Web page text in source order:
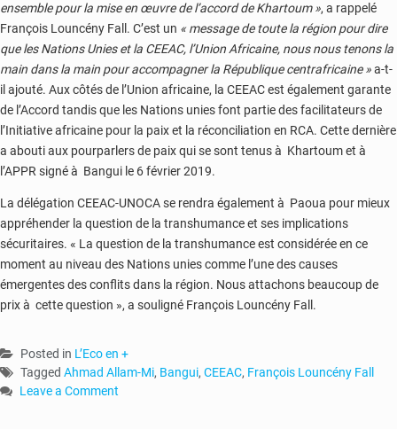
ensemble pour la mise en œuvre de l’accord de Khartoum », a rappelé
François Louncény Fall. C’est un « message de toute la région pour dire
que les Nations Unies et la CEEAC, l’Union Africaine, nous nous tenons la
main dans la main pour accompagner la République centrafricaine »a-t-
il ajouté. Aux côtés de l’Union africaine, la CEEAC est également garante
de l’Accord tandis que les Nations unies font partie des facilitateurs de
l’Initiative africaine pour la paix et la réconciliation en RCA. Cette dernière
a abouti aux pourparlers de paix qui se sont tenus à Khartoum et à
l’APPR signé à Bangui le 6 février 2019.
La délégation CEEAC-UNOCA se rendra également à Paoua pour mieux
appréhender la question de la transhumance et ses implications
sécuritaires. « La question de la transhumance est considérée en ce
moment au niveau des Nations unies comme l’une des causes
émergentes des conflits dans la région. Nous attachons beaucoup de
prix à cette question », a souligné François Louncény Fall.
Posted in L’Eco en +
Tagged Ahmad Allam-Mi, Bangui, CEEAC, François Louncény Fall
Leave a Comment